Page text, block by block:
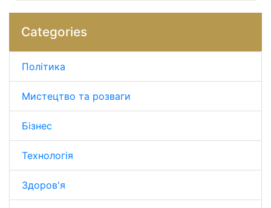
Categories
Політика
Мистецтво та розваги
Бізнес
Технологія
Здоров'я